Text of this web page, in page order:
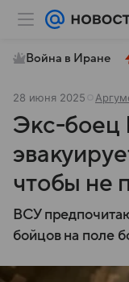
Война в Иране
28 июня 2025
Экс-боец
чтобы не
ВСУ
бойцов на поле